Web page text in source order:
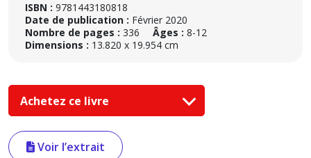
ISBN : 9781443180818
Date de publication : Février 2020
Nombre de pages : 336 Âges : 8-12
Dimensions : 13.820 x 19.954 cm
Achetez ce livre
Voir l’extrait